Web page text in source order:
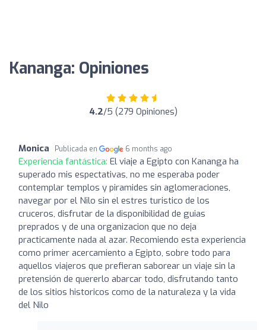
Kananga: Opiniones
4.2/5 (279 Opiniones)
Monica Publicada en 6 months ago
Experiencia fantástica: El viaje a Egipto con Kananga ha
superado mis espectativas, no me esperaba poder
contemplar templos y piramides sin aglomeraciones,
navegar por el Nilo sin el estres turistico de los
cruceros, disfrutar de la disponibilidad de guias
preprados y de una organizacion que no deja
practicamente nada al azar. Recomiendo esta experiencia
como primer acercamiento a Egipto, sobre todo para
aquellos viajeros que prefieran saborear un viaje sin la
pretensión de quererlo abarcar todo, disfrutando tanto
de los sitios historicos como de la naturaleza y la vida
del Nilo